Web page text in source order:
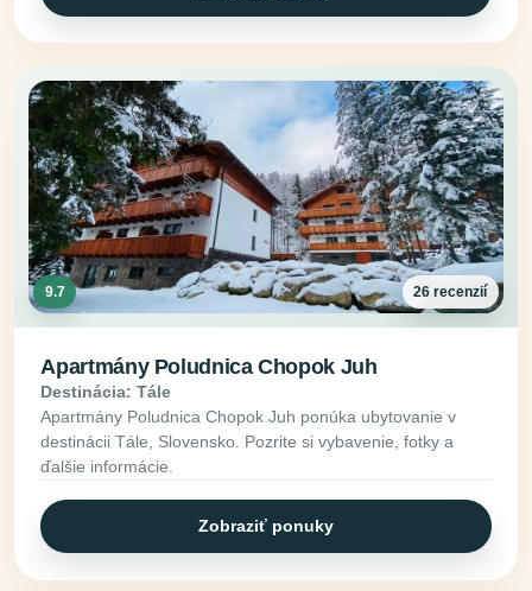
9.7 26 recenzií
Apartmány Poludnica Chopok Juh
Destinácia: Tále
Apartmány Poludnica Chopok Juh ponúka ubytovanie v
destinácii Tále, Slovensko. Pozrite si vybavenie, fotky a
ďalšie informácie.
Zobraziť ponuky